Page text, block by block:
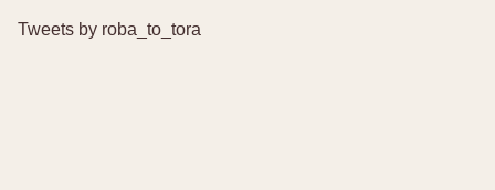
Tweets by roba_to_tora